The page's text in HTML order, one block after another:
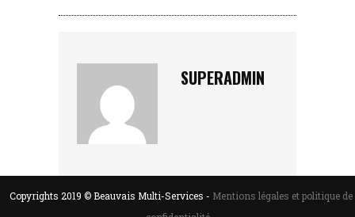
SUPERADMIN
Copyrights 2019 © Beauvais Multi-Services - Mentions légales et politique de